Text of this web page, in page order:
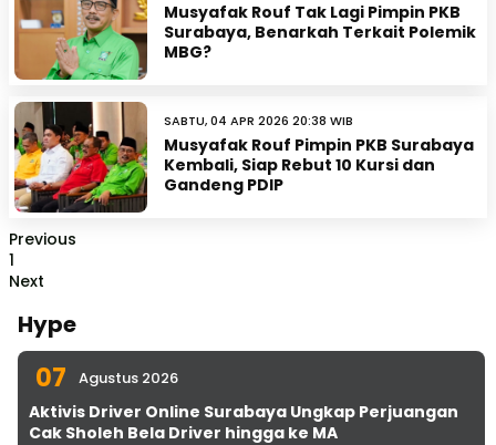
Musyafak Rouf Tak Lagi Pimpin PKB
Surabaya, Benarkah Terkait Polemik
MBG?
SABTU, 04 APR 2026 20:38 WIB
Musyafak Rouf Pimpin PKB Surabaya
Kembali, Siap Rebut 10 Kursi dan
Gandeng PDIP
Previous
1
Next
Hype
07 Agustus 2026
Aktivis Driver Online Surabaya Ungkap Perjuangan
Cak Sholeh Bela Driver hingga ke MA